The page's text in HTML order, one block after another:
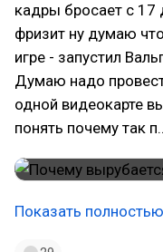
кадры бросает с
фризит ну думаю
игре - запустил
Думаю надо
одной видеокарте
понять почему так
Показать полностью